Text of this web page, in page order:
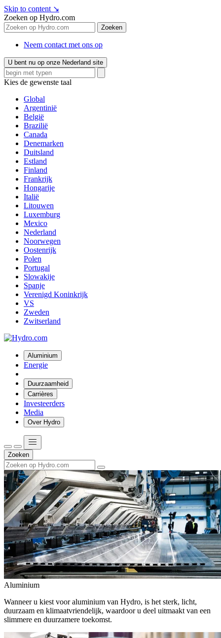
Skip to content ↘
Zoeken op Hydro.com
Zoeken
Neem contact met ons op
U bent nu op onze Nederland site
Kies de gewenste taal
Global
Argentinië
België
Brazilië
Canada
Denemarken
Duitsland
Estland
Finland
Frankrijk
Hongarije
Italië
Litouwen
Luxemburg
Mexico
Nederland
Noorwegen
Oostenrijk
Polen
Portugal
Slowakije
Spanje
Verenigd Koninkrijk
VS
Zweden
Zwitserland
Aluminium
Energie
Duurzaamheid
Carrières
Investeerders
Media
Over Hydro
Zoeken
Aluminium
Wanneer u kiest voor aluminium van Hydro, is het sterk, licht,
duurzaam en klimaatvriendelijk, waardoor u deel uitmaakt van een
slimmere en duurzamere toekomst.